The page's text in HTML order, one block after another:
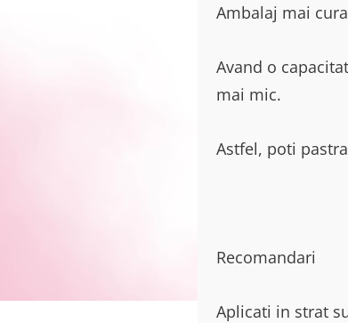
Ambalaj mai
Avand o
mai mic.
Astfel, poti
Recomandari
Aplicati in strat